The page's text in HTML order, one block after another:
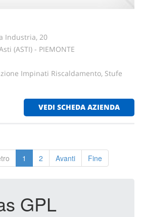
Industria, 20
(ASTI) - PIEMONTE
Impinati Riscaldamento, Stufe
VEDI SCHEDA AZIENDA
1 2 Avanti Fine
GPL